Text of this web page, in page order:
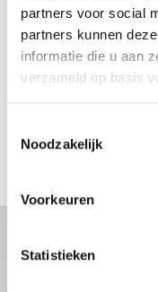
partners voor social
partners kunnen
informatie die u aan
verzameld op basis
Noodzakelijk
Voorkeuren
Statistieken